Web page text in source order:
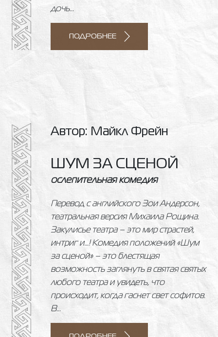
дочь...
ПОДРОБНЕЕ
Автор: Майкл Фрейн
ШУМ ЗА СЦЕНОЙ
ослепительная комедия
Перевод с английского Зои Андерсон,
театральная версия Михаила Рощина.
Закулисье театра – это мир страстей,
интриг и…! Комедия положений «Шум
за сценой» – это блестящая
возможность заглянуть в святая святых
любого театра и увидеть, что
происходит, когда гаснет свет софитов.
В...